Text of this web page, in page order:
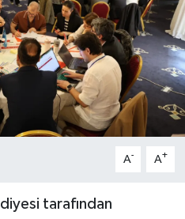
A- A+
tarafından